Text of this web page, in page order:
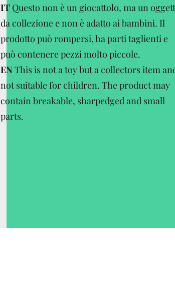
ITQuesto non è un giocattolo, ma un
da collezione e non è adatto ai bambini. Il
prodotto può rompersi, ha parti taglienti e
può contenere pezzi molto piccole.
ENThis is not a toy but a collectors item
not suitable for children. The product may
contain breakable, sharpedged and small
parts.